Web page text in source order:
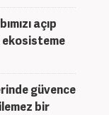
açıp
güvence
bir